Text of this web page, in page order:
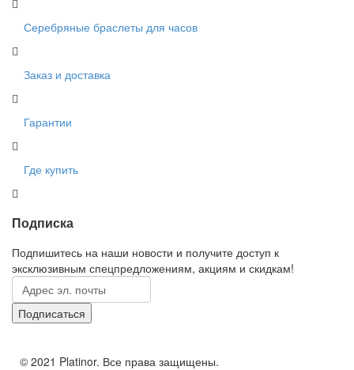
Серебряные браслеты для часов
Заказ и доставка
Гарантии
Где купить
Подписка
Подпишитесь на наши новости и получите доступ к
эксклюзивным спецпредложениям, акциям и скидкам!
© 2021 Platinor. Все права защищены.